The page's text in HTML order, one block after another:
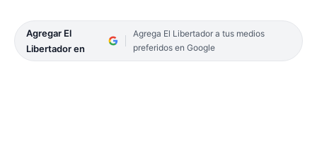
Agregar El
Libertador en
Agrega El Libertador a tus medios
preferidos en Google